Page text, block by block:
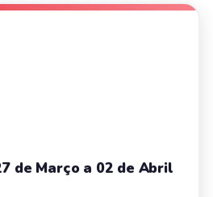
de Março a 02 de Abril